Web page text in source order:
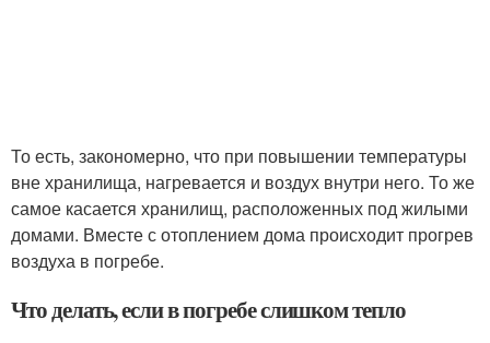
То есть, закономерно, что при повышении температуры
вне хранилища, нагревается и воздух внутри него. То же
самое касается хранилищ, расположенных под жилыми
домами. Вместе с отоплением дома происходит прогрев
воздуха в погребе.
Что делать, если в погребе слишком тепло